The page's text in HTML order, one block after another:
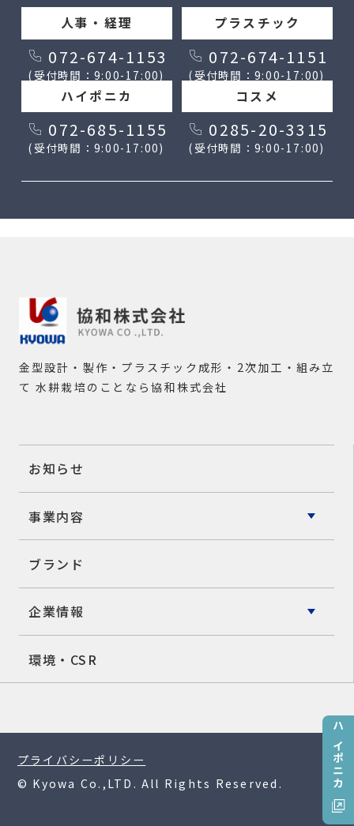
人事・経理
072-674-1153
(受付時間：9:00-17:00)
プラスチック
072-674-1151
(受付時間：9:00-17:00)
ハイポニカ
072-685-1155
(受付時間：9:00-17:00)
コスメ
0285-20-3315
(受付時間：9:00-17:00)
金型設計・製作・プラスチック成形・2次加工・組み立
て 水耕栽培のことなら協和株式会社
お知らせ
事業内容
ブランド
企業情報
環境・CSR
プライバシーポリシー
© Kyowa Co.,LTD. All Rights Reserved.
ハイポニカ